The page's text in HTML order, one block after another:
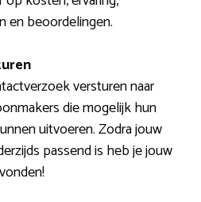
en beoordelingen.
versturen naar
die mogelijk hun
uitvoeren. Zodra jouw
passend is heb je jouw